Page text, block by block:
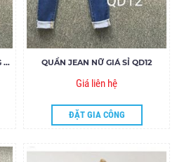
BỎ SỈ QUẦN JEAN DÀI NỮ LƯNG CAO 1 NÚT QD09 QUẦN JEAN NỮ GIÁ SỈ QD12
Giá liên hệ
ĐẶT GIA CÔNG